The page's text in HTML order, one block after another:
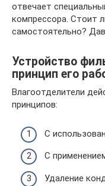
отвечает
компрессора. Стоит
самостоятельно?
Устройство
принцип его
Влагоотделители
принципов:
С
С
Удаление